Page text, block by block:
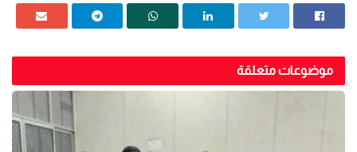
موضوعات متعلقة